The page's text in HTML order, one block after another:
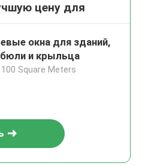
цену для
окна для зданий,
и крыльца
100 Square Meters